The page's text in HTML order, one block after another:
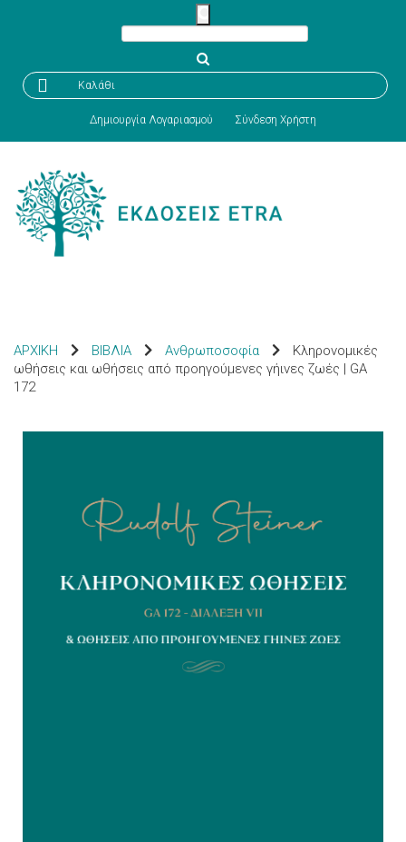
 Καλάθι
Δημιουργία Λογαριασμού Σύνδεση Χρήστη
ΑΡΧΙΚΗ ΒΙΒΛΙΑ Ανθρωποσοφία
Κληρονομικές
ωθήσεις και ωθήσεις από προηγούμενες γήινες ζωές | GA
172